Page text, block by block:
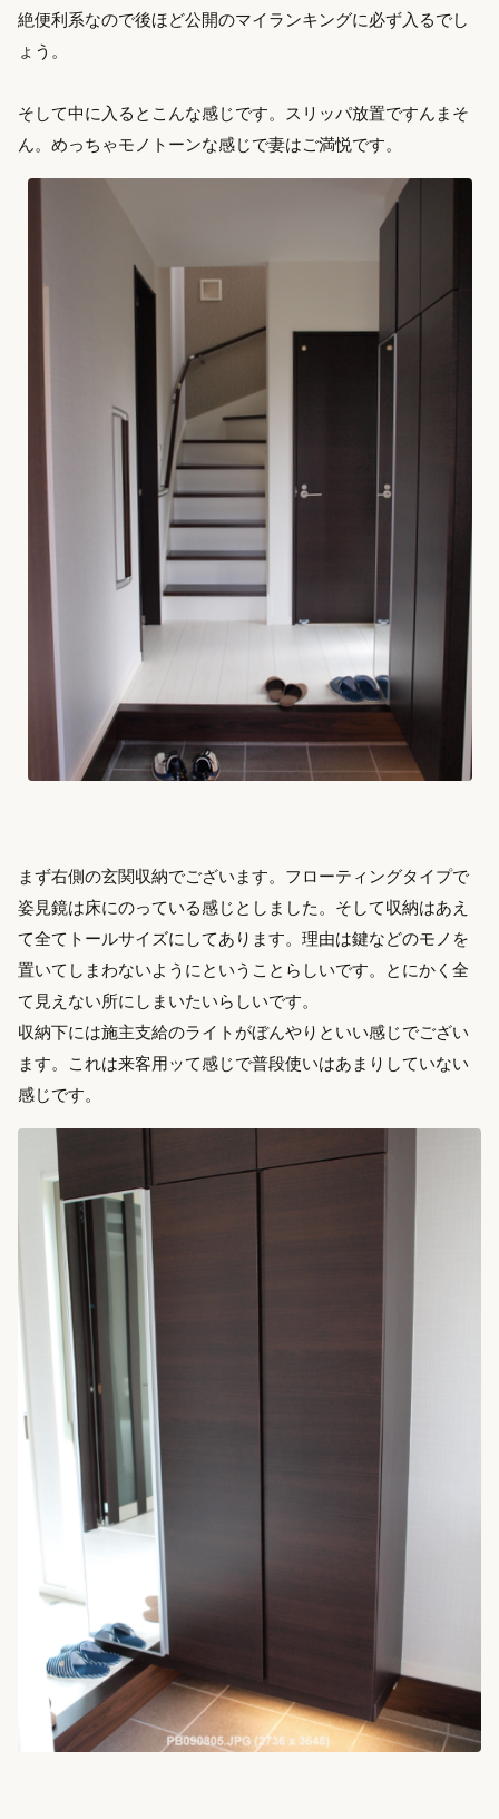
絶便利系なので後ほど公開のマイランキングに必ず入るでし
ょう。
そして中に入るとこんな感じです。スリッパ放置ですんまそ
ん。めっちゃモノトーンな感じで妻はご満悦です。
まず右側の玄関収納でございます。フローティングタイプで
姿見鏡は床にのっている感じとしました。そして収納はあえ
て全てトールサイズにしてあります。理由は鍵などのモノを
置いてしまわないようにということらしいです。とにかく全
て見えない所にしまいたいらしいです。
収納下には施主支給のライトがぼんやりといい感じでござい
ます。これは来客用ッて感じで普段使いはあまりしていない
感じです。